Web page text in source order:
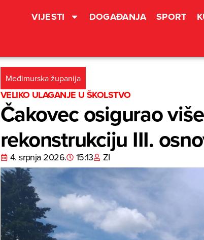
VIJESTI DOGAĐANJA SPORT
Međimurska županija
VELIKO ULAGANJE U ŠKOLSTVO
Čakovec osigurao
rekonstrukciju III.
4. srpnja 2026. 15:13 ZI